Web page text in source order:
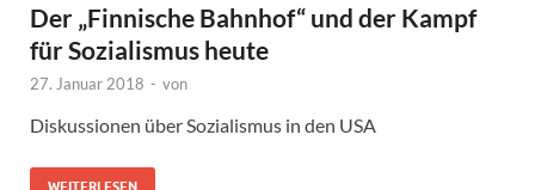
Der „Finnische Bahnhof“ und der Kampf
für Sozialismus heute
27. Januar 2018 - von
Diskussionen über Sozialismus in den USA
WEITERLESEN